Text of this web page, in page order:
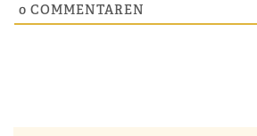
0 COMMENTAREN